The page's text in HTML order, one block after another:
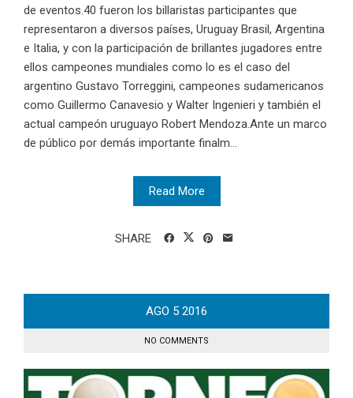
de eventos.40 fueron los billaristas participantes que
representaron a diversos países, Uruguay Brasil, Argentina
e Italia, y con la participación de brillantes jugadores entre
ellos campeones mundiales como lo es el caso del
argentino Gustavo Torreggini, campeones sudamericanos
como Guillermo Canavesio y Walter Ingenieri y también el
actual campeón uruguayo Robert Mendoza.Ante un marco
de público por demás importante finalm...
Read More
SHARE
AGO 5 2016
NO COMMENTS